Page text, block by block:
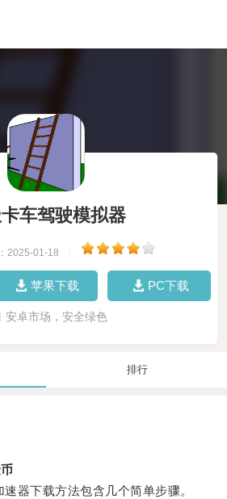
车驾驶模拟器
2025-01-18
苹果下载 PC下载
安卓市场，安全绿色
排行
下载方法包含几个简单步骤。